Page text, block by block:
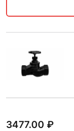
3477.00 ₽